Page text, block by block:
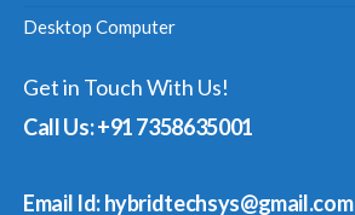
Desktop Computer
Get in Touch With Us!
Call Us: +91 7358635001
Email Id: hybridtechsys@gmail.com